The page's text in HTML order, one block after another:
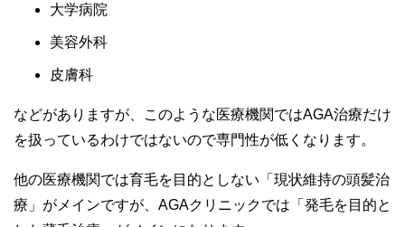
大学病院
美容外科
皮膚科
などがありますが、このような医療機関ではAGA治療だけ
を扱っているわけではないので専門性が低くなります。
他の医療機関では育毛を目的としない「現状維持の頭髪治
療」がメインですが、AGAクリニックでは「発毛を目的と